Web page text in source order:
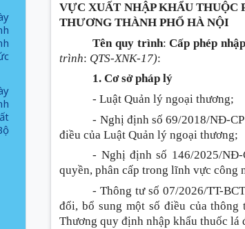
VỰC XUẤT NHẬP KHẨU THUỘC
THƯƠNG THÀNH PHỐ HÀ NỘI
Tên quy trình: Cấp phép
trình: QTS-XNK-17):
1. Cơ sở pháp lý
- Luật Quản lý ngoại thương;
- Nghị định số 69/2018/NĐ-
điều của Luật Quản lý ngoại thương;
- Nghị định số 146/2025/
quyền, phân cấp trong lĩnh vực công
- Thông tư số 07/2026/TT-
đổi, bổ sung một số điều của thông
Thương quy định nhập khẩu thuốc lá